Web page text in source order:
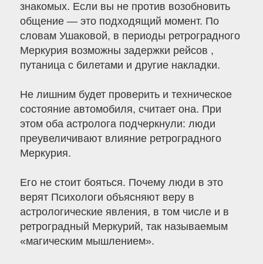
знакомых. Если вы не против возобновить
общение — это подходящий момент. По
словам Ушаковой, в периоды ретроградного
Меркурия возможны задержки рейсов ,
путаница с билетами и другие накладки.
Не лишним будет проверить и техническое
состояние автомобиля, считает она. При
этом оба астролога подчеркнули: люди
преувеличивают влияние ретроградного
Меркурия.
Его не стоит бояться. Почему люди в это
верят Психологи объясняют веру в
астрологические явления, в том числе и в
ретроградный Меркурий, так называемым
«магическим мышлением».